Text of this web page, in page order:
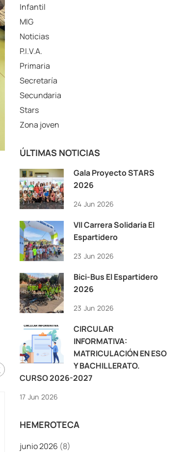
Infantil
MIG
Noticias
P.I.V.A.
Primaria
Secretaría
Secundaria
Stars
Zona joven
ÚLTIMAS NOTICIAS
Gala Proyecto STARS
2026
24 Jun 2026
VII Carrera Solidaria El
Espartidero
23 Jun 2026
Bici-Bus El Espartidero
2026
23 Jun 2026
CIRCULAR
INFORMATIVA:
MATRICULACIÓN EN ESO
Y BACHILLERATO.
CURSO 2026-2027
17 Jun 2026
HEMEROTECA
junio 2026 (8)